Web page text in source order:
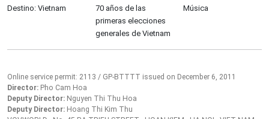
Destino: Vietnam
70 años de las
primeras elecciones
generales de Vietnam
Música
Online service permit: 2113 / GP-BTTTT issued on December 6, 2011
Director: Pho Cam Hoa
Deputy Director: Nguyen Thi Thu Hoa
Deputy Director: Hoang Thi Kim Thu